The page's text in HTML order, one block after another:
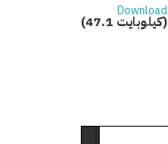
Download
(47.1 كيلوبايت)